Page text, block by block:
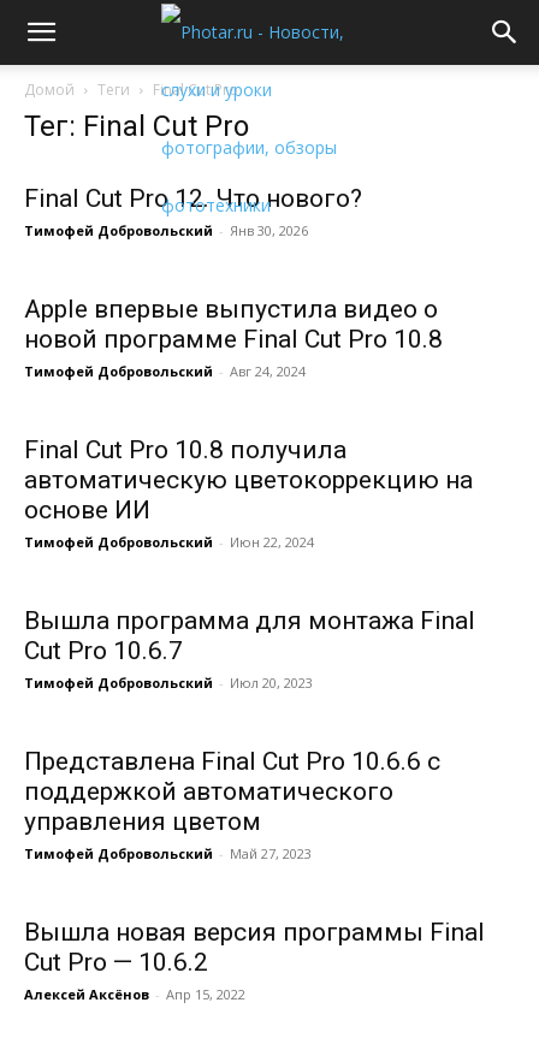
Домой Теги Final Cut Pro
Тег: Final Cut Pro
Final Cut Pro 12. Что нового?
Тимофей Добровольский - Янв 30, 2026
Apple впервые выпустила видео о
новой программе Final Cut Pro 10.8
Тимофей Добровольский - Авг 24, 2024
Final Cut Pro 10.8 получила
автоматическую цветокоррекцию на
основе ИИ
Тимофей Добровольский - Июн 22, 2024
Вышла программа для монтажа Final
Cut Pro 10.6.7
Тимофей Добровольский - Июл 20, 2023
Представлена Final Cut Pro 10.6.6 с
поддержкой автоматического
управления цветом
Тимофей Добровольский - Май 27, 2023
Вышла новая версия программы Final
Cut Pro — 10.6.2
Алексей Аксёнов - Апр 15, 2022